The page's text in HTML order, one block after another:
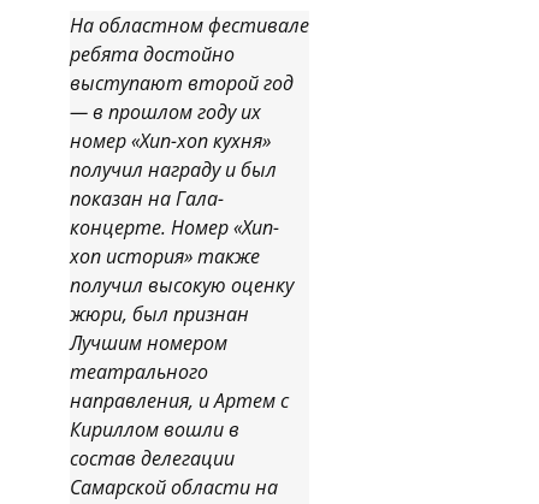
На областном фестивале
ребята достойно
выступают второй год
— в прошлом году их
номер «Хип-хоп кухня»
получил награду и был
показан на Гала-
концерте. Номер «Хип-
хоп история» также
получил высокую оценку
жюри, был признан
Лучшим номером
театрального
направления, и Артем с
Кириллом вошли в
состав делегации
Самарской области на